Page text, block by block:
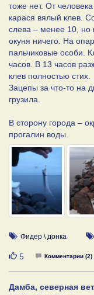
тоже нет. От
карася вялый клев.
слева – менее 10, но
окуня ничего. На
пальчиковые особи.
часов. В 13 часов
клев полностью стих.
Зацепы за что-то на
грузила.
В сторону города –
прогалин воды.
Фидер \ донка
Нравится
5 Комментарии (2)
Дамба, северная